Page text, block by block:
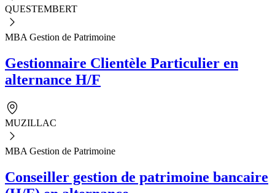
QUESTEMBERT
MBA Gestion de Patrimoine
Gestionnaire Clientèle Particulier en
alternance H/F
MUZILLAC
MBA Gestion de Patrimoine
Conseiller gestion de patrimoine bancaire